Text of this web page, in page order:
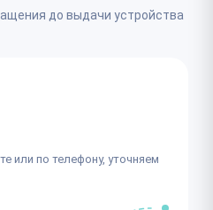
до выдачи устройства
или по телефону, уточняем